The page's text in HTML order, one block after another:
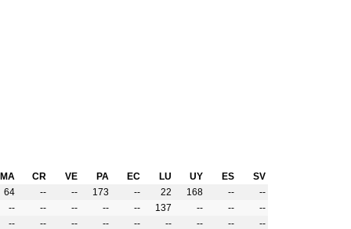
MA CR VE PA EC LU UY ES
SV
64 -- -- 173 -- 22 168 --
--
-- -- -- -- -- 137 -- --
--
-- -- -- -- -- -- -- --
--